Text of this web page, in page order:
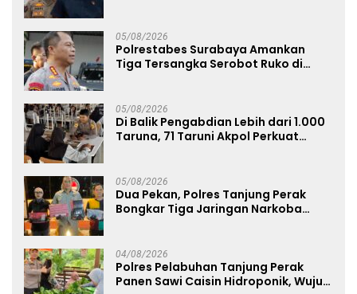
05/08/2026
Polrestabes Surabaya Amankan
Tiga Tersangka Serobot Ruko di
05/08/2026
Di Balik Pengabdian Lebih dari 1.000
Taruna, 71 Taruni Akpol Perkuat
05/08/2026
Dua Pekan, Polres Tanjung Perak
Bongkar Tiga Jaringan Narkoba
04/08/2026
Polres Pelabuhan Tanjung Perak
Panen Sawi Caisin Hidroponik, Wujud